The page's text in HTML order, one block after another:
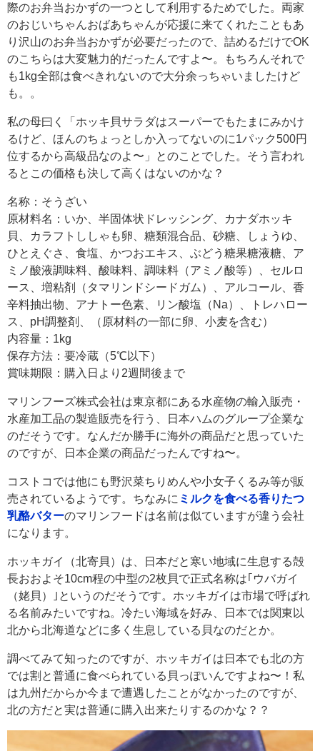
際のお弁当おかずの一つとして利用するためでした。両家
のおじいちゃんおばあちゃんが応援に来てくれたこともあ
り沢山のお弁当おかずが必要だったので、詰めるだけでOK
のこちらは大変魅力的だったんですよ〜。もちろんそれで
も1kg全部は食べきれないので大分余っちゃいましたけど
も。。
私の母曰く「ホッキ貝サラダはスーパーでもたまにみかけ
るけど、ほんのちょっとしか入ってないのに1パック500円
位するから高級品なのよ〜」とのことでした。そう言われ
るとこの価格も決して高くはないのかな？
名称：そうざい
原材料名：いか、半固体状ドレッシング、カナダホッキ
貝、カラフトししゃも卵、糖類混合品、砂糖、しょうゆ、
ひとえぐさ、食塩、かつおエキス、ぶどう糖果糖液糖、ア
ミノ酸液調味料、酸味料、調味料（アミノ酸等）、セルロ
ース、増粘剤（タマリンドシードガム）、アルコール、香
辛料抽出物、アナトー色素、リン酸塩（Na）、トレハロー
ス、pH調整剤、（原材料の一部に卵、小麦を含む）
内容量：1kg
保存方法：要冷蔵（5℃以下）
賞味期限：購入日より2週間後まで
マリンフーズ株式会社は東京都にある水産物の輸入販売・
水産加工品の製造販売を行う、日本ハムのグループ企業な
のだそうです。なんだか勝手に海外の商品だと思っていた
のですが、日本企業の商品だったんですね〜。
コストコでは他にも野沢菜ちりめんや小女子くるみ等が販
売されているようです。ちなみに ミルクを食べる香りたつ
乳酪バターのマリンフードは名前は似ていますが違う会社
になります。
ホッキガイ（北寄貝）は、日本だと寒い地域に生息する殻
長おおよそ10cm程の中型の2枚貝で正式名称は｢ウバガイ
（姥貝）｣というのだそうです。ホッキガイは市場で呼ばれ
る名前みたいですね。冷たい海域を好み、日本では関東以
北から北海道などに多く生息している貝なのだとか。
調べてみて知ったのですが、ホッキガイは日本でも北の方
では割と普通に食べられている貝っぽいんですよね〜！私
は九州だからか今まで遭遇したことがなかったのですが、
北の方だと実は普通に購入出来たりするのかな？？